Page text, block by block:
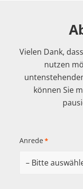
Vielen Dank,
nutzen
können Sie
Anrede *